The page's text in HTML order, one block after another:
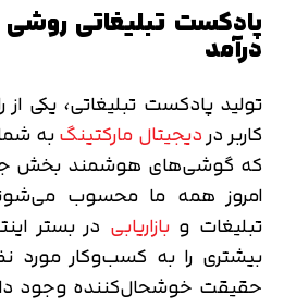
پادکست تبلیغاتی
درآمد
تولید پادکست تبلیغاتی، یکی
کاربر دردیجیتال مارکتینگبه
که گوشی‌های هوشمند بخش
امروز همه ما محسوب
تبلیغات وبازاریابی در بستر
بیشتری را به کسب‌وکار مورد
حقیقت خوشحال‌کننده وجود